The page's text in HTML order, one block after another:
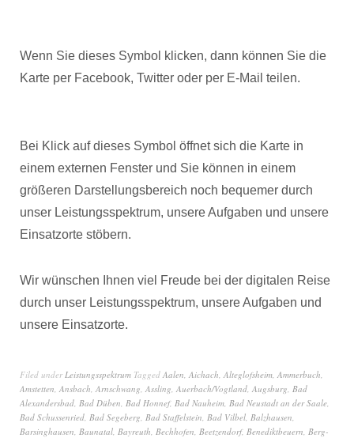
Wenn Sie dieses Symbol klicken, dann können Sie die
Karte per Facebook, Twitter oder per E-Mail teilen.
Bei Klick auf dieses Symbol öffnet sich die Karte in
einem externen Fenster und Sie können in einem
größeren Darstellungsbereich noch bequemer durch
unser Leistungsspektrum, unsere Aufgaben und unsere
Einsatzorte stöbern.
Wir wünschen Ihnen viel Freude bei der digitalen Reise
durch unser Leistungsspektrum, unsere Aufgaben und
unsere Einsatzorte.
Filed underLeistungsspektrum Tagged Aalen, Aichach, Alteglofsheim, Ammerbuch,
Amstetten, Ansbach, Arnschwang, Assling, Auerbach/Vogtland, Augsburg, Bad
Alexandersbad, Bad Düben, Bad Honnef, Bad Nauheim, Bad Neustadt an der Saale,
Bad Schussenried, Bad Segeberg, Bad Staffelstein, Bad Vilbel, Balzhausen,
Barsinghausen, Baunatal, Bayreuth, Bechhofen, Beetzendorf, Benediktbeuern, Berg-